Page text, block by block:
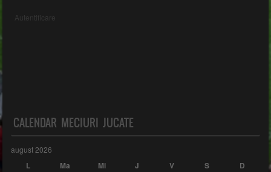
Autentificare
CALENDAR MECIURI JUCATE
august 2026
L Ma Mi J V S D